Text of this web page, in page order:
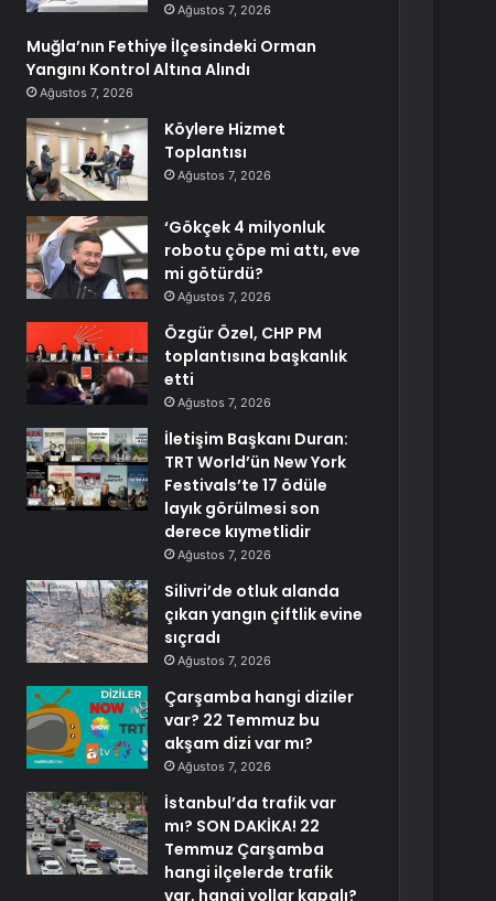
Ağustos 7, 2026
Muğla’nın Fethiye İlçesindeki Orman
Yangını Kontrol Altına Alındı
Ağustos 7, 2026
Köylere Hizmet
Toplantısı
Ağustos 7, 2026
‘Gökçek 4 milyonluk
robotu çöpe mi attı, eve
mi götürdü?
Ağustos 7, 2026
Özgür Özel, CHP PM
toplantısına başkanlık
etti
Ağustos 7, 2026
İletişim Başkanı Duran:
TRT World’ün New York
Festivals’te 17 ödüle
layık görülmesi son
derece kıymetlidir
Ağustos 7, 2026
Silivri’de otluk alanda
çıkan yangın çiftlik evine
sıçradı
Ağustos 7, 2026
Çarşamba hangi diziler
var? 22 Temmuz bu
akşam dizi var mı?
Ağustos 7, 2026
İstanbul’da trafik var
mı? SON DAKİKA! 22
Temmuz Çarşamba
hangi ilçelerde trafik
var, hangi yollar kapalı?